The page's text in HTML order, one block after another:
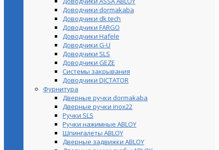
Доводчики dormakaba
Доводчики dk tech
Доводчики FARGO
Доводчики Hafele
Доводчики G-U
Доводчики SLS
Доводчики GEZE
Cистемы закрывания
Доводчики DICTATOR
Фурнитура
Дверные ручки dormakaba
Дверные ручки inox22
Ручки SLS
Ручки нажимные ABLOY
Шпингалеты ABLOY
Дверные задвижки ABLOY